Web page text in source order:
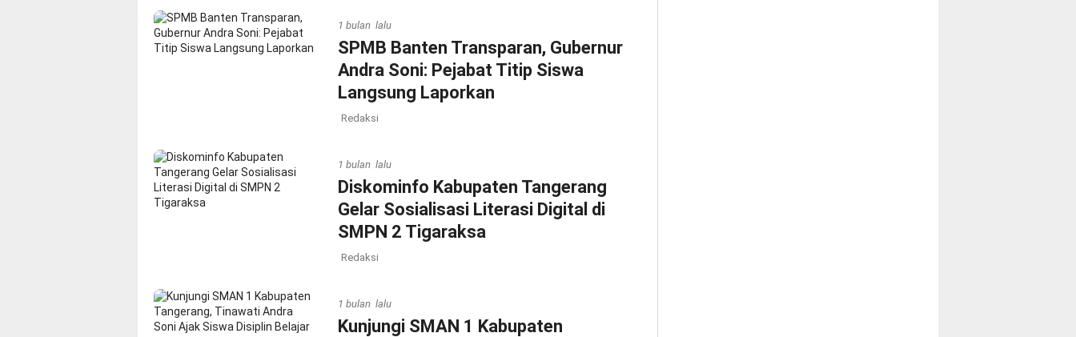
1 bulan lalu
SPMB Banten Transparan, Gubernur
Andra Soni: Pejabat Titip Siswa
Langsung Laporkan
Redaksi
1 bulan lalu
Diskominfo Kabupaten Tangerang
Gelar Sosialisasi Literasi Digital di
SMPN 2 Tigaraksa
Redaksi
1 bulan lalu
Kunjungi SMAN 1 Kabupaten